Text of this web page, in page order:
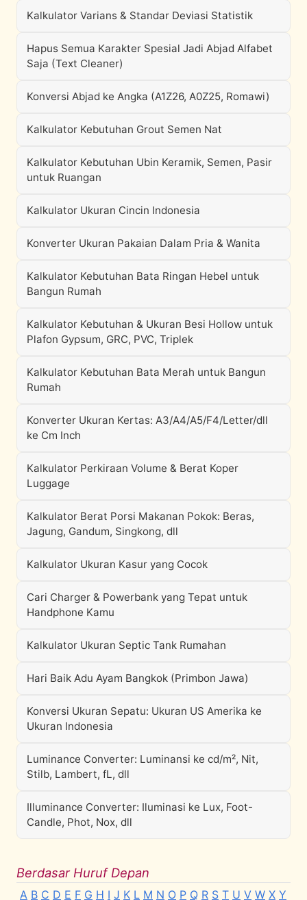
Kalkulator Varians & Standar Deviasi Statistik
Hapus Semua Karakter Spesial Jadi Abjad Alfabet
Saja (Text Cleaner)
Konversi Abjad ke Angka (A1Z26, A0Z25, Romawi)
Kalkulator Kebutuhan Grout Semen Nat
Kalkulator Kebutuhan Ubin Keramik, Semen, Pasir
untuk Ruangan
Kalkulator Ukuran Cincin Indonesia
Konverter Ukuran Pakaian Dalam Pria & Wanita
Kalkulator Kebutuhan Bata Ringan Hebel untuk
Bangun Rumah
Kalkulator Kebutuhan & Ukuran Besi Hollow untuk
Plafon Gypsum, GRC, PVC, Triplek
Kalkulator Kebutuhan Bata Merah untuk Bangun
Rumah
Konverter Ukuran Kertas: A3/A4/A5/F4/Letter/dll
ke Cm Inch
Kalkulator Perkiraan Volume & Berat Koper
Luggage
Kalkulator Berat Porsi Makanan Pokok: Beras,
Jagung, Gandum, Singkong, dll
Kalkulator Ukuran Kasur yang Cocok
Cari Charger & Powerbank yang Tepat untuk
Handphone Kamu
Kalkulator Ukuran Septic Tank Rumahan
Hari Baik Adu Ayam Bangkok (Primbon Jawa)
Konversi Ukuran Sepatu: Ukuran US Amerika ke
Ukuran Indonesia
Luminance Converter: Luminansi ke cd/m², Nit,
Stilb, Lambert, fL, dll
Illuminance Converter: Iluminasi ke Lux, Foot-
Candle, Phot, Nox, dll
Berdasar Huruf Depan
A B C D E F G H I J K L M N O P Q R S T U V W X Y